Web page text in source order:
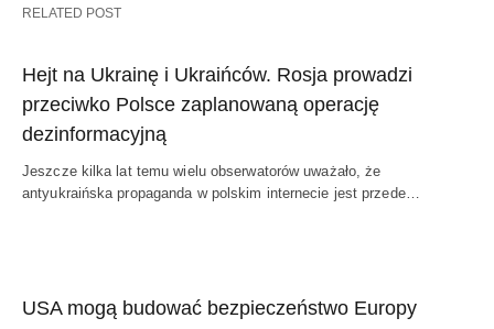
RELATED POST
Hejt na Ukrainę i Ukraińców. Rosja prowadzi
przeciwko Polsce zaplanowaną operację
dezinformacyjną
Jeszcze kilka lat temu wielu obserwatorów uważało, że
antyukraińska propaganda w polskim internecie jest przede…
USA mogą budować bezpieczeństwo Europy